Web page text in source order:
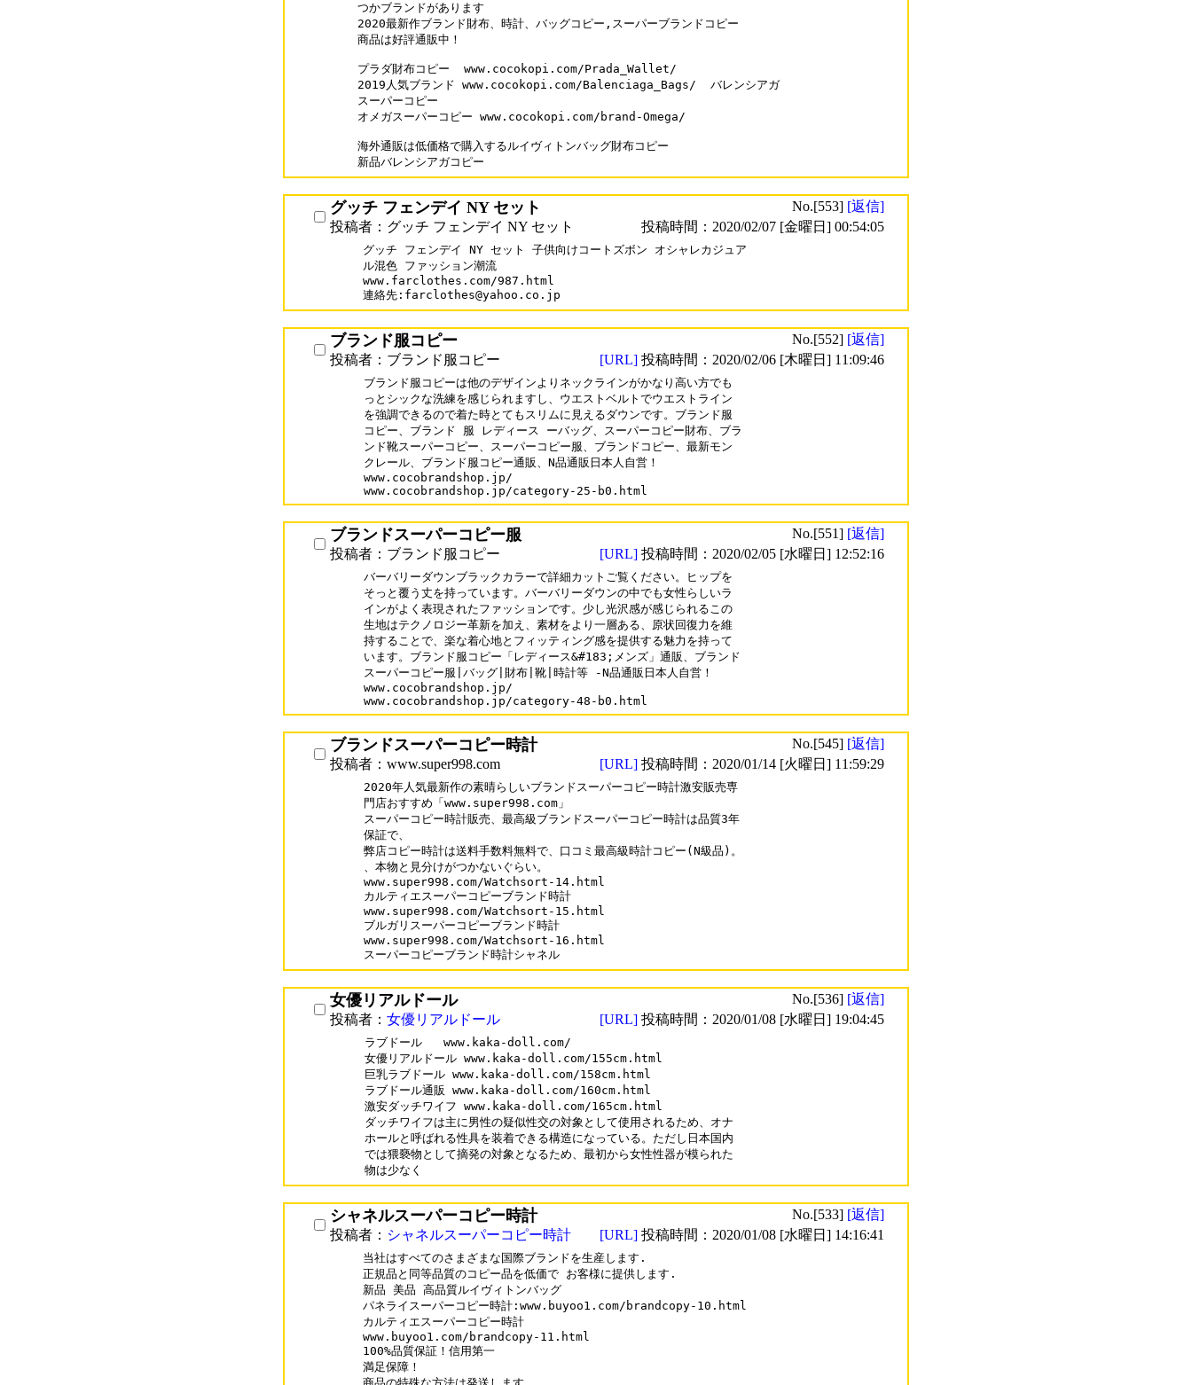
つかブランドがあります
2020最新作ブランド財布、時計、バッグコピー,スーパーブランドコピー
商品は好評通販中！
プラダ財布コピー  www.cocokopi.com/Prada_Wallet/
2019人気ブランド www.cocokopi.com/Balenciaga_Bags/  バレンシアガ
スーパーコピー
オメガスーパーコピー www.cocokopi.com/brand-Omega/
海外通販は低価格で購入するルイヴィトンバッグ財布コピー
グッチ フェンデイ NY セット No.[553] [返信]
投稿者：グッチ フェンデイ NY セット
投稿時間：2020/02/07 [金曜日] 00:54:05
グッチ フェンデイ NY セット 子供向けコートズボン オシャレカジュア
ル混色 ファッション潮流
www.farclothes.com/987.html
連絡先:farclothes@yahoo.co.jp
ブランド服コピー No.[552] [返信]
投稿者：ブランド服コピー
[URL] 投稿時間：2020/02/06 [木曜日] 11:09:46
ブランド服コピーは他のデザインよりネックラインがかなり高い方でも
っとシックな洗練を感じられますし、ウエストベルトでウエストライン
を強調できるので着た時とてもスリムに見えるダウンです。ブランド服
コピー、ブランド 服 レディース ーバッグ、スーパーコピー財布、ブラ
ンド靴スーパーコピー、スーパーコピー服、ブランドコピー、最新モン
クレール、ブランド服コピー通販、N品通販日本人自営！
www.cocobrandshop.jp/
www.cocobrandshop.jp/category-25-b0.html
ブランドスーパーコピー服 No.[551] [返信]
投稿者：ブランド服コピー
[URL] 投稿時間：2020/02/05 [水曜日] 12:52:16
バーバリーダウンブラックカラーで詳細カットご覧ください。ヒップを
そっと覆う丈を持っています。バーバリーダウンの中でも女性らしいラ
インがよく表現されたファッションです。少し光沢感が感じられるこの
生地はテクノロジー革新を加え、素材をより一層ある、原状回復力を維
持することで、楽な着心地とフィッティング感を提供する魅力を持って
います。ブランド服コピー「レディース&#183;メンズ」通販、ブランド
スーパーコピー服|バッグ|財布|靴|時計等 -N品通販日本人自営！
www.cocobrandshop.jp/
www.cocobrandshop.jp/category-48-b0.html
ブランドスーパーコピー時計 No.[545] [返信]
投稿者：www.super998.com
[URL] 投稿時間：2020/01/14 [火曜日] 11:59:29
2020年人気最新作の素晴らしいブランドスーパーコピー時計激安販売専
門店おすすめ「www.super998.com」
スーパーコピー時計販売、最高級ブランドスーパーコピー時計は品質3年
保証で、
弊店コピー時計は送料手数料無料で、口コミ最高級時計コピー(N級品)。
、本物と見分けがつかないぐらい。
www.super998.com/Watchsort-14.html
カルティエスーパーコピーブランド時計
www.super998.com/Watchsort-15.html
ブルガリスーパーコピーブランド時計
www.super998.com/Watchsort-16.html
スーパーコピーブランド時計シャネル
女優リアルドール No.[536] [返信]
投稿者： 女優リアルドール [URL] 投稿時間：2020/01/08 [水曜日] 19:04:45
ラブドール   www.kaka-doll.com/
女優リアルドール www.kaka-doll.com/155cm.html
巨乳ラブドール www.kaka-doll.com/158cm.html
ラブドール通販 www.kaka-doll.com/160cm.html
激安ダッチワイフ www.kaka-doll.com/165cm.html
ダッチワイフは主に男性の疑似性交の対象として使用されるため、オナ
ホールと呼ばれる性具を装着できる構造になっている。ただし日本国内
では猥褻物として摘発の対象となるため、最初から女性性器が模られた
物は少なく
シャネルスーパーコピー時計 No.[533] [返信]
投稿者： シャネルスーパーコピー時計 [URL] 投稿時間：2020/01/08 [水曜日] 14:16:41
当社はすべてのさまざまな国際ブランドを生産します.
正規品と同等品質のコピー品を低価で お客様に提供します.
新品 美品 高品質ルイヴィトンバッグ
パネライスーパーコピー時計:www.buyoo1.com/brandcopy-10.html
カルティエスーパーコピー時計
www.buyoo1.com/brandcopy-11.html
100%品質保証！信用第一
満足保障！